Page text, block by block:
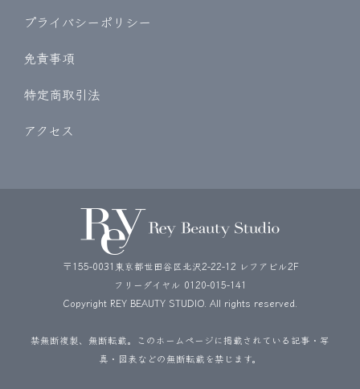
プライバシーポリシー
免責事項
特定商取引法
アクセス
〒155-0031東京都世田谷区北沢2-22-12 レフアビル2F
フリーダイヤル 0120-015-141
Copyright REY BEAUTY STUDIO. All rights reserved.
禁無断複製、無断転載。このホームページに掲載されている記事・写
真・図表などの無断転載を禁じます。